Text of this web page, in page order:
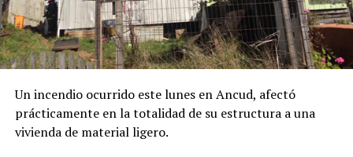
Un incendio ocurrido este lunes en Ancud, afectó
prácticamente en la totalidad de su estructura a una
vivienda de material ligero.